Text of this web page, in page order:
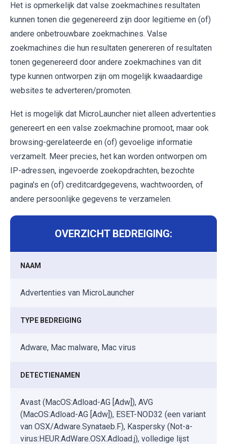
Het is opmerkelijk dat valse zoekmachines resultaten
kunnen tonen die gegenereerd zijn door legitieme en (of)
andere onbetrouwbare zoekmachines. Valse
zoekmachines die hun resultaten genereren of resultaten
tonen gegenereerd door andere zoekmachines van dit
type kunnen ontworpen zijn om mogelijk kwaadaardige
websites te adverteren/promoten.
Het is mogelijk dat MicroLauncher niet alleen advertenties
genereert en een valse zoekmachine promoot, maar ook
browsing-gerelateerde en (of) gevoelige informatie
verzamelt. Meer precies, het kan worden ontworpen om
IP-adressen, ingevoerde zoekopdrachten, bezochte
pagina's en (of) creditcardgegevens, wachtwoorden, of
andere persoonlijke gegevens te verzamelen.
OVERZICHT BEDREIGING:
NAAM
Advertenties van MicroLauncher
TYPE BEDREIGING
Adware, Mac malware, Mac virus
DETECTIENAMEN
Avast (MacOS:Adload-AG [Adw]), AVG
(MacOS:Adload-AG [Adw]), ESET-NOD32 (een variant
van OSX/Adware.Synataeb.F), Kaspersky (Not-a-
virus:HEUR:AdWare.OSX.Adload.j), volledige lijst